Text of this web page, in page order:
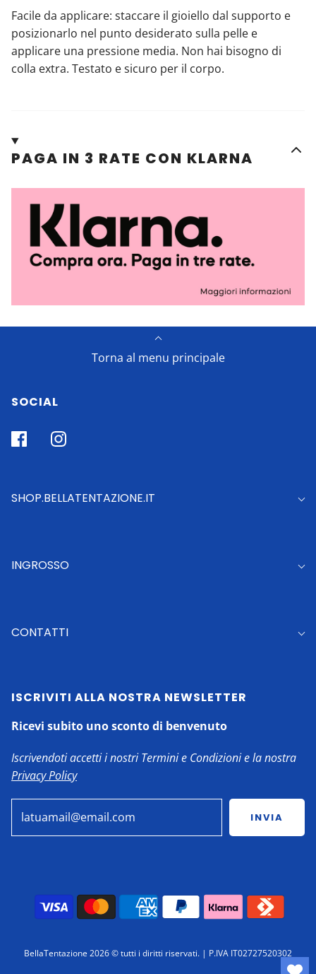
Facile da applicare: staccare il gioiello dal supporto e
posizionarlo nel punto desiderato sulla pelle e
applicare una pressione media. Non hai bisogno di
colla extra. Testato e sicuro per il corpo.
PAGA IN 3 RATE CON KLARNA
Torna al menu principale
SOCIAL
SHOP.BELLATENTAZIONE.IT
INGROSSO
CONTATTI
ISCRIVITI ALLA NOSTRA NEWSLETTER
Ricevi subito uno sconto di benvenuto
Iscrivendoti accetti i nostri Termini e Condizioni e la nostra
Privacy Policy
INVIA
BellaTentazione 2026 ©tutti i diritti riservati. | P.IVA IT02727520302